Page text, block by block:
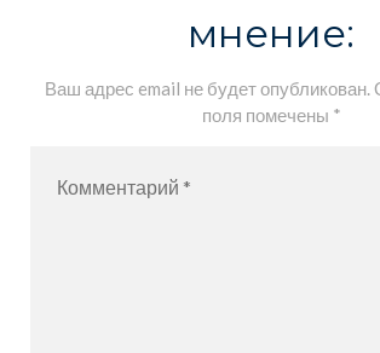
мнение:
Ваш адрес email не будет опубликован.
поля помечены *